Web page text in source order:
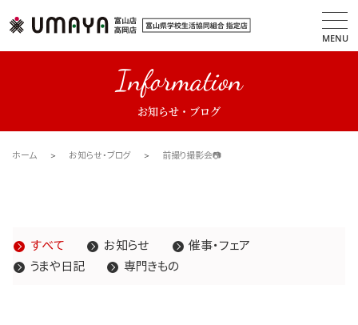
MENU
Information
お知らせ・ブログ
ホーム お知らせ・ブログ 前撮り撮影会📷
すべて お知らせ
催事・フェア
うまや日記
専門きもの